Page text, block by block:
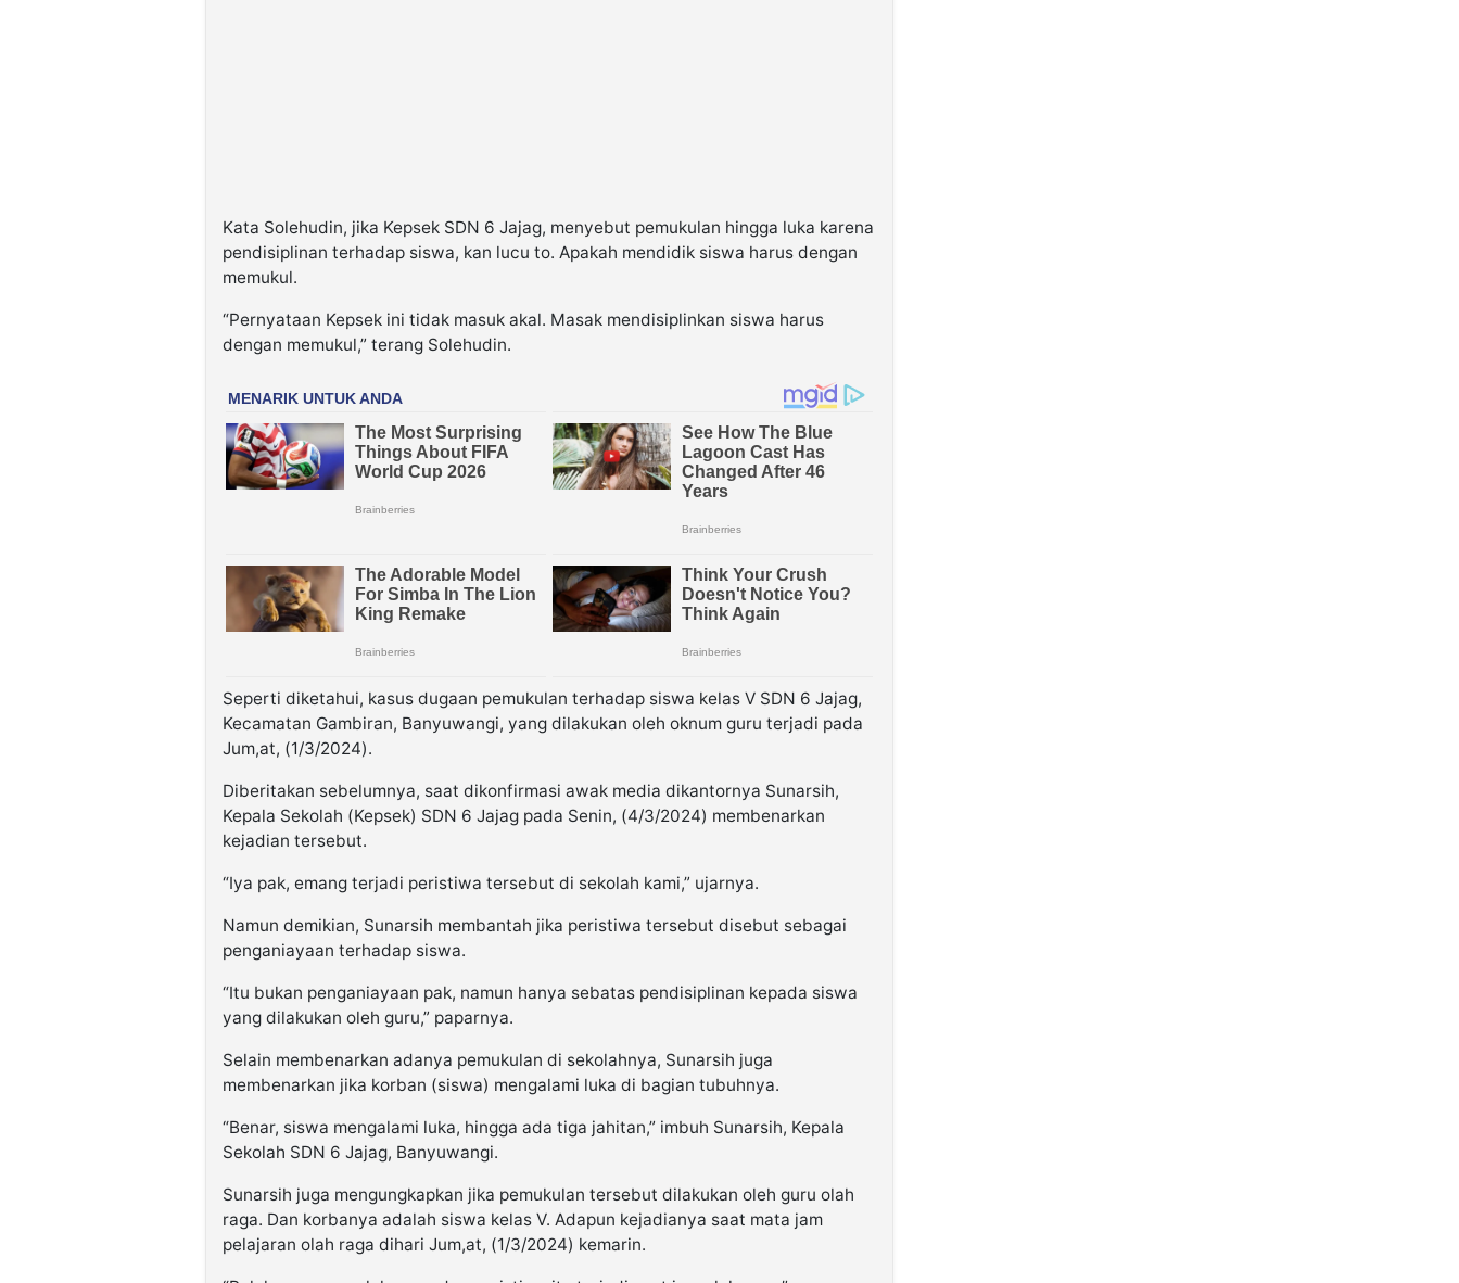
Kata Solehudin, jika Kepsek SDN 6 Jajag, menyebut pemukulan hingga luka karena
pendisiplinan terhadap siswa, kan lucu to. Apakah mendidik siswa harus dengan
memukul.
“Pernyataan Kepsek ini tidak masuk akal. Masak mendisiplinkan siswa harus
dengan memukul,” terang Solehudin.
Seperti diketahui, kasus dugaan pemukulan terhadap siswa kelas V SDN 6 Jajag,
Kecamatan Gambiran, Banyuwangi, yang dilakukan oleh oknum guru terjadi pada
Jum,at, (1/3/2024).
Diberitakan sebelumnya, saat dikonfirmasi awak media dikantornya Sunarsih,
Kepala Sekolah (Kepsek) SDN 6 Jajag pada Senin, (4/3/2024) membenarkan
kejadian tersebut.
“Iya pak, emang terjadi peristiwa tersebut di sekolah kami,” ujarnya.
Namun demikian, Sunarsih membantah jika peristiwa tersebut disebut sebagai
penganiayaan terhadap siswa.
“Itu bukan penganiayaan pak, namun hanya sebatas pendisiplinan kepada siswa
yang dilakukan oleh guru,” paparnya.
Selain membenarkan adanya pemukulan di sekolahnya, Sunarsih juga
membenarkan jika korban (siswa) mengalami luka di bagian tubuhnya.
“Benar, siswa mengalami luka, hingga ada tiga jahitan,” imbuh Sunarsih, Kepala
Sekolah SDN 6 Jajag, Banyuwangi.
Sunarsih juga mengungkapkan jika pemukulan tersebut dilakukan oleh guru olah
raga. Dan korbanya adalah siswa kelas V. Adapun kejadianya saat mata jam
pelajaran olah raga dihari Jum,at, (1/3/2024) kemarin.